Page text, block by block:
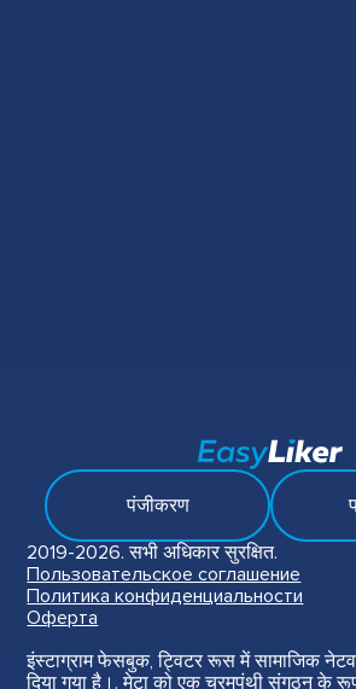
पंजीकरण
2019-2026. सभी अधिकार सुरक्षित.
Пользовательское соглашение
Политика конфиденциальности
Оферта
इंस्टाग्राम फेसबुक, ट्विटर रूस में सामाजिक
दिया गया है।. मेटा को एक चरमपंथी संगठन के रूप